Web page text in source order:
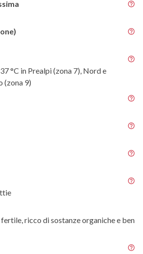
°C in Prealpi (zona 7), Nord e
(zona 9)
ricco di sostanze organiche e ben